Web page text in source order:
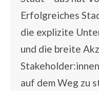
Erfolgreiches
die explizite
und die breite
auf dem Weg zu